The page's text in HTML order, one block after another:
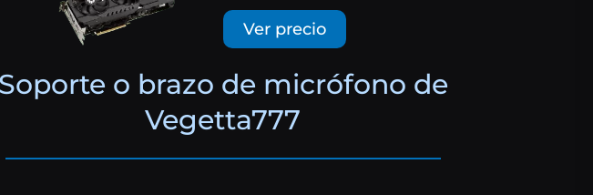
Ver precio
Soporte o brazo de micrófono de
Vegetta777